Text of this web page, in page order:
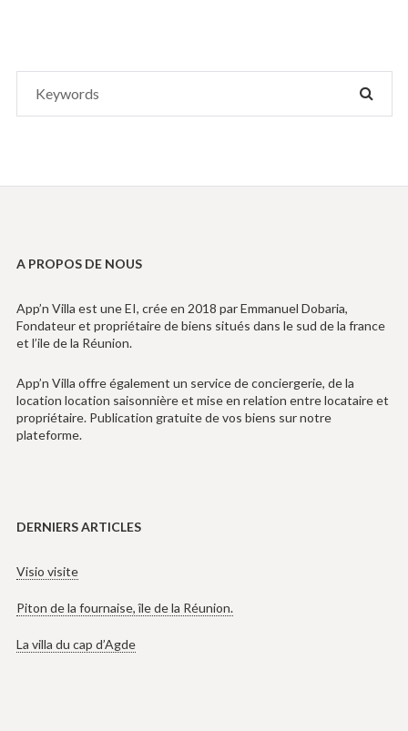
A PROPOS DE NOUS
App’n Villa est une EI, crée en 2018 par Emmanuel Dobaria,
Fondateur et propriétaire de biens situés dans le sud de la france
et l’ile de la Réunion.
App’n Villa offre également un service de conciergerie, de la
location location saisonnière et mise en relation entre locataire et
propriétaire. Publication gratuite de vos biens sur notre
plateforme.
DERNIERS ARTICLES
Visio visite
Piton de la fournaise, île de la Réunion.
La villa du cap d’Agde